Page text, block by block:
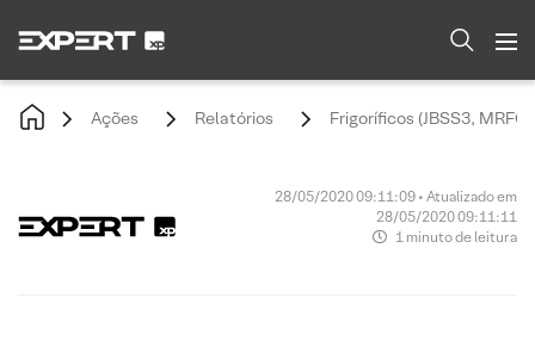
Ações Relatórios Frigoríficos (JBSS3,
28/05/2020 09:11:09 • Atualizado em
28/05/2020 09:11:11
1 minuto de leitura